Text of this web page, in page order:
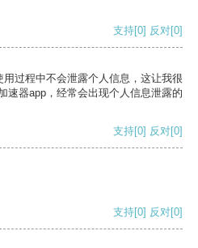
支持[0] 反对[0]
过程中不会泄露个人信息，这让我很
速器app，经常会出现个人信息泄露的
支持[0] 反对[0]
支持[0] 反对[0]